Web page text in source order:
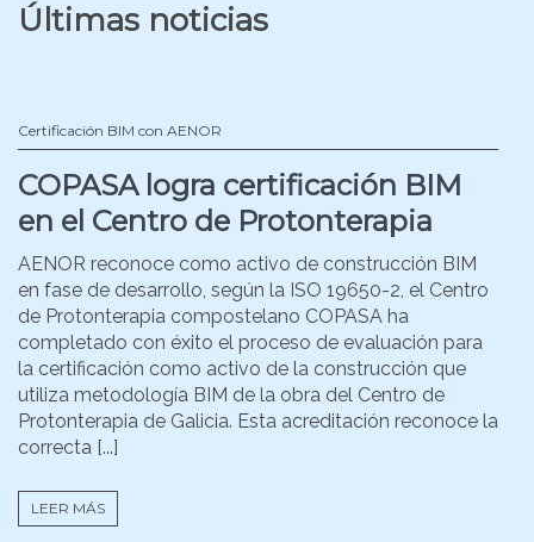
Últimas noticias
Certificación BIM con AENOR
COPASA logra certificación BIM
en el Centro de Protonterapia
AENOR reconoce como activo de construcción BIM
en fase de desarrollo, según la ISO 19650-2, el Centro
de Protonterapia compostelano COPASA ha
completado con éxito el proceso de evaluación para
la certificación como activo de la construcción que
utiliza metodología BIM de la obra del Centro de
Protonterapia de Galicia. Esta acreditación reconoce la
correcta [...]
LEER MÁS